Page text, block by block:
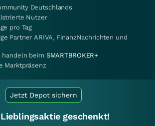
Deutschlands
Nutzer
pro Tag
Partner ARIVA, FinanzNachrichten und
handeln beim SMARTBROKER+
Marktpräsenz
Jetzt Depot sichern
geschenkt!